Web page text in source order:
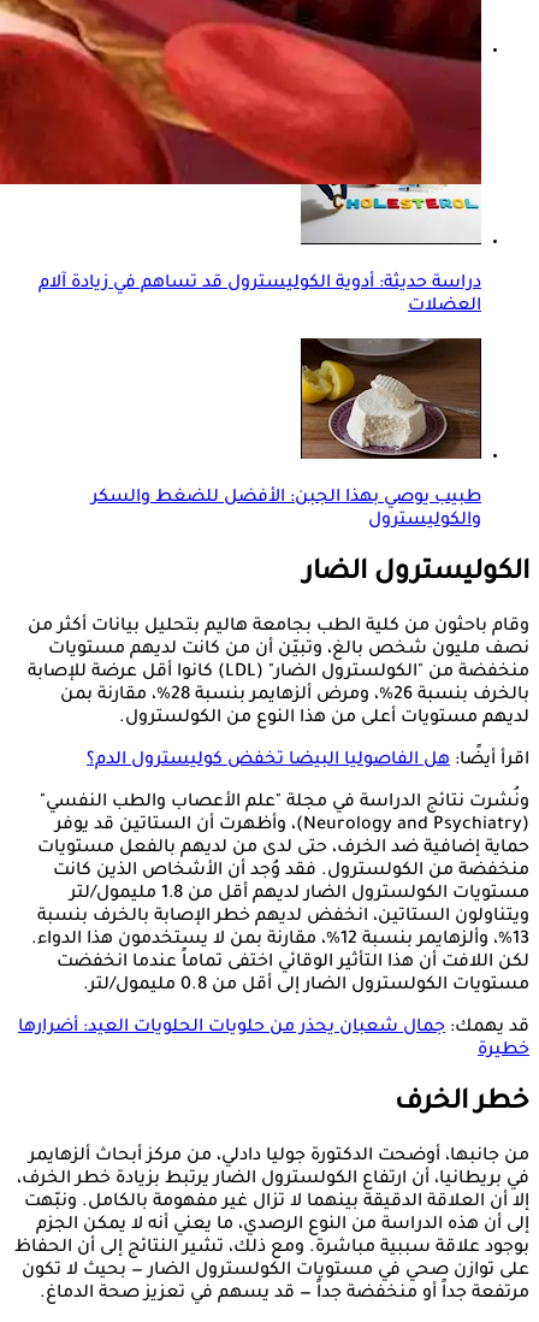
هل يسبب انخفاض الكوليسترول الجيد أعراضًا؟
دراسة حديثة: أدوية الكوليسترول قد تساهم في زيادة آلام
العضلات
طبيب يوصي بهذا الجبن: الأفضل للضغط والسكر
والكوليسترول
الكوليسترول الضار
وقام باحثون من كلية الطب بجامعة هاليم بتحليل بيانات أكثر من
نصف مليون شخص بالغ، وتبيّن أن من كانت لديهم مستويات
منخفضة من "الكولسترول الضار" (LDL) كانوا أقل عرضة للإصابة
بالخرف بنسبة 26%، ومرض ألزهايمر بنسبة 28%، مقارنة بمن
لديهم مستويات أعلى من هذا النوع من الكولسترول.
اقرأ أيضًا: هل الفاصوليا البيضا تخفض كوليسترول الدم؟
ونُشرت نتائج الدراسة في مجلة "علم الأعصاب والطب النفسي"
(Neurology and Psychiatry)، وأظهرت أن الستاتين قد يوفر
حماية إضافية ضد الخرف، حتى لدى من لديهم بالفعل مستويات
منخفضة من الكولسترول. فقد وُجد أن الأشخاص الذين كانت
مستويات الكولسترول الضار لديهم أقل من 1.8 مليمول/لتر
ويتناولون الستاتين، انخفض لديهم خطر الإصابة بالخرف بنسبة
13%، وألزهايمر بنسبة 12%، مقارنة بمن لا يستخدمون هذا الدواء.
لكن اللافت أن هذا التأثير الوقائي اختفى تماماً عندما انخفضت
مستويات الكولسترول الضار إلى أقل من 0.8 مليمول/لتر.
قد يهمك: جمال شعبان يحذر من حلويات الحلويات العيد: أضرارها
خطيرة
خطر الخرف
من جانبها، أوضحت الدكتورة جوليا دادلي، من مركز أبحاث ألزهايمر
في بريطانيا، أن ارتفاع الكولسترول الضار يرتبط بزيادة خطر الخرف،
إلا أن العلاقة الدقيقة بينهما لا تزال غير مفهومة بالكامل. ونبّهت
إلى أن هذه الدراسة من النوع الرصدي، ما يعني أنه لا يمكن الجزم
بوجود علاقة سببية مباشرة. ومع ذلك، تشير النتائج إلى أن الحفاظ
على توازن صحي في مستويات الكولسترول الضار — بحيث لا تكون
مرتفعة جداً أو منخفضة جداً — قد يسهم في تعزيز صحة الدماغ.